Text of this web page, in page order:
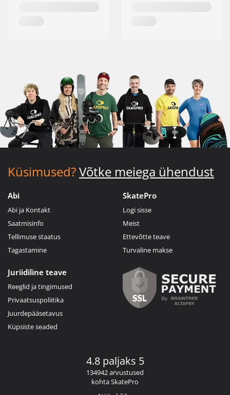
Küsimused?Võtke meiega ühendust
Abi
Abi ja Kontakt
Saatmisinfo
Tellimuse staatus
Tagastamine
SkatePro
Logi sisse
Meist
Ettevõtte teave
Turvaline makse
Juriidiline teave
Reeglid ja tingimused
Privaatsuspoliitika
Juurdepääsetavus
Küpsiste seaded
4.8 paljaks 5
134942 arvustused
kohta SkatePro